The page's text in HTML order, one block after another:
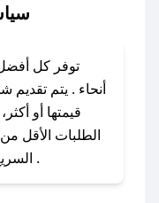
باستخدام
معنا عبر تويتر
توفر كل
أنحاء . يتم تقديم
قيمتها أو
الطلبات الأقل
السريع، يرجى تقديم طلبك قبل الساعة .